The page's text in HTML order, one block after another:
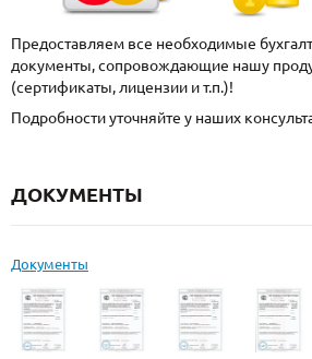
Предоставляем все необходимые
документы, сопровождающие нашу
(сертификаты, лицензии и т.п.)!
Подробности уточняйте у наших
ДОКУМЕНТЫ
Документы